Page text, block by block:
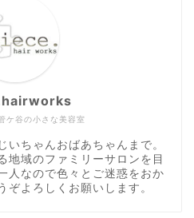
ケ谷の小さな美容室
いちゃんおばあちゃんまで。
地域のファミリーサロンを目
人なので色々とご迷惑をおか
ぞよろしくお願いします。